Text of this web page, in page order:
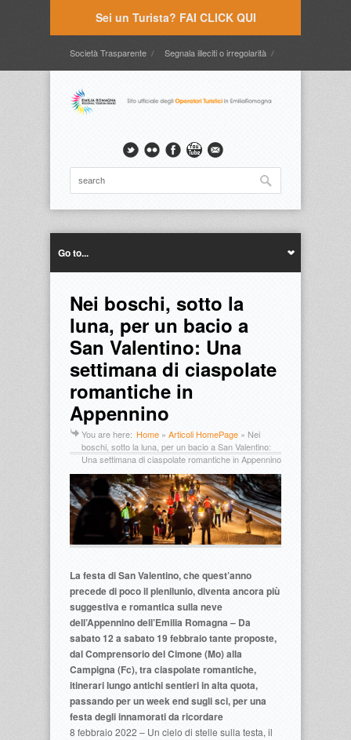
Sei un Turista? FAI CLICK QUI
Società Trasparente Segnala illeciti o irregolarità
Timbrature
Go to...
Nei boschi, sotto la
luna, per un bacio a
San Valentino: Una
settimana di ciaspolate
romantiche in
Appennino
You are here: Home » Articoli HomePage » Nei
boschi, sotto la luna, per un bacio a San Valentino:
Una settimana di ciaspolate romantiche in Appennino
La festa di San Valentino, che quest’anno
precede di poco il plenilunio, diventa ancora più
suggestiva e romantica sulla neve
dell’Appennino dell’Emilia Romagna – Da
sabato 12 a sabato 19 febbraio tante proposte,
dal Comprensorio del Cimone (Mo) alla
Campigna (Fc), tra ciaspolate romantiche,
itinerari lungo antichi sentieri in alta quota,
passando per un week end sugli sci, per una
festa degli innamorati da ricordare
8 febbraio 2022 – Un cielo di stelle sulla testa, il